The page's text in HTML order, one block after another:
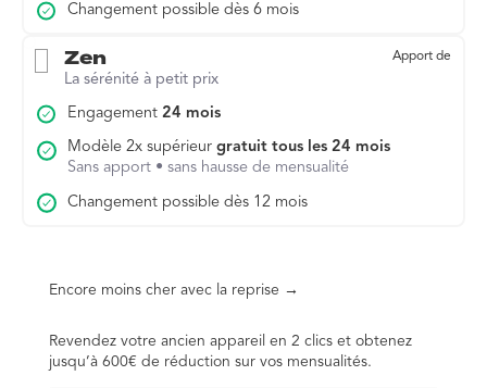
Changement possible dès 6 mois
Zen
La sérénité à petit prix
Apport de
Engagement 24 mois
Modèle 2x supérieur gratuit tous les 24 mois
Sans apport • sans hausse de mensualité
Changement possible dès 12 mois
Encore moins cher avec la reprise →
Revendez votre ancien appareil en 2 clics et obtenez
jusqu’à 600€ de réduction sur vos mensualités.